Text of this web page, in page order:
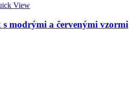
View
modrými a červenými vzormi